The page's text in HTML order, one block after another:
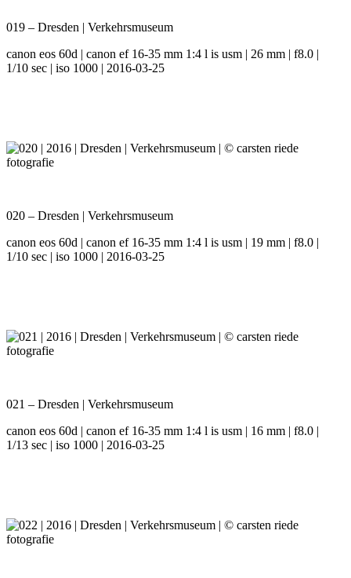
019 – Dresden | Verkehrsmuseum
canon eos 60d | canon ef 16-35 mm 1:4 l is usm | 26 mm | f8.0 |
1/10 sec | iso 1000 | 2016-03-25
020 – Dresden | Verkehrsmuseum
canon eos 60d | canon ef 16-35 mm 1:4 l is usm | 19 mm | f8.0 |
1/10 sec | iso 1000 | 2016-03-25
021 – Dresden | Verkehrsmuseum
canon eos 60d | canon ef 16-35 mm 1:4 l is usm | 16 mm | f8.0 |
1/13 sec | iso 1000 | 2016-03-25